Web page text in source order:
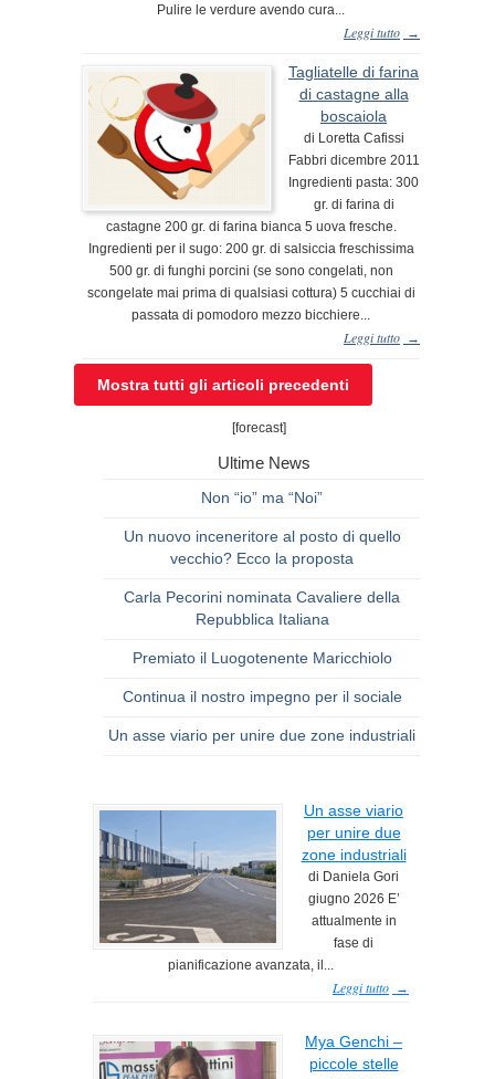
Pulire le verdure avendo cura...
Leggi tutto →
Tagliatelle di farina
di castagne alla
boscaiola
di Loretta Cafissi
Fabbri dicembre 2011
Ingredienti pasta: 300
gr. di farina di
castagne 200 gr. di farina bianca 5 uova fresche.
Ingredienti per il sugo: 200 gr. di salsiccia freschissima
500 gr. di funghi porcini (se sono congelati, non
scongelate mai prima di qualsiasi cottura) 5 cucchiai di
passata di pomodoro mezzo bicchiere...
Leggi tutto →
Mostra tutti gli articoli precedenti
[forecast]
Ultime News
Non “io” ma “Noi”
Un nuovo inceneritore al posto di quello
vecchio? Ecco la proposta
Carla Pecorini nominata Cavaliere della
Repubblica Italiana
Premiato il Luogotenente Maricchiolo
Continua il nostro impegno per il sociale
Un asse viario per unire due zone industriali
Un asse viario
per unire due
zone industriali
di Daniela Gori
giugno 2026 E’
attualmente in
fase di
pianificazione avanzata, il...
Leggi tutto →
Mya Genchi –
piccole stelle